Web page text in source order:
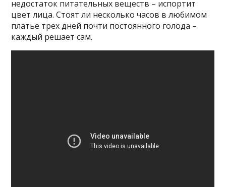
недостаток питательных веществ – испортит
цвет лица. Стоят ли несколько часов в любимом
платье трех дней почти постоянного голода –
каждый решает сам.